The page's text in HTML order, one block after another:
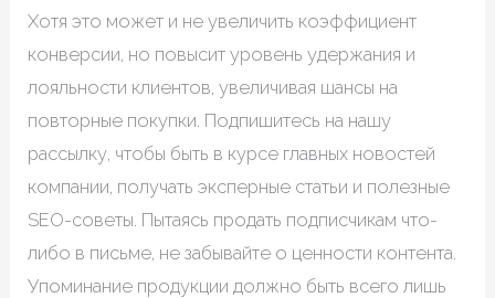
Хотя это может и не увеличить коэффициент
конверсии, но повысит уровень удержания и
лояльности клиентов, увеличивая шансы на
повторные покупки. Подпишитесь на нашу
рассылку, чтобы быть в курсе главных новостей
компании, получать эксперные статьи и полезные
SEO-советы. Пытаясь продать подписчикам что-
либо в письме, не забывайте о ценности контента.
Упоминание продукции должно быть всего лишь